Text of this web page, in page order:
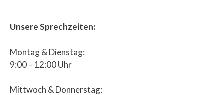
Unsere Sprechzeiten:
Montag & Dienstag:
9:00 – 12:00 Uhr
Mittwoch & Donnerstag: